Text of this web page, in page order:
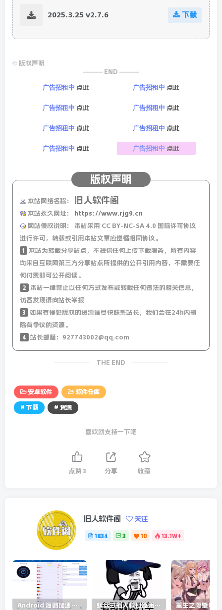
2025.3.25 v2.7.6 下载
© 版权声明
——— END ———
广告招租中 点此 广告招租中 点此
广告招租中 点此 广告招租中 点此
广告招租中 点此 广告招租中 点此
广告招租中 点此 广告招租中 点此
版权声明
本站网络名称： 旧人软件阁
本站永久网址：
https://www.rjg9.cn
网站侵权说明：
本站采用 CC BY-NC-SA 4.0 国际许可协议
进行许可，转载或引用本站文章应遵循相同协议。
1
本站为转载分享站点，不提供任何上传下载服务，所有内容
均来自互联网第三方分享站点所提供的公开引用内容，不需要任
何付费即可公开阅读。
2
本站一律禁止以任何方式发布或转载任何违法的相关信息，
访客发现请向站长举报
3
如果有侵犯版权的资源请尽快联系站长，我们会在24h内删
除有争议的资源。
4 站长邮箱：927743002@qq.com
THE END
安卓软件 软件仓库
# 下载 # 资源
喜欢就支持一下吧
点赞 3 分享 收藏
旧人软件阁 关注
1834 3 10 13.1W+
Android 海鸥加速器v6.6.3(解锁会员) 螺丝式插入模拟器第5代/NejicomiSimulator.Vol.5.v1.0.2